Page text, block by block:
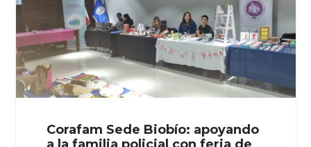
Corafam Sede Biobío: apoyando